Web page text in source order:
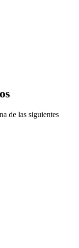
de las siguientes